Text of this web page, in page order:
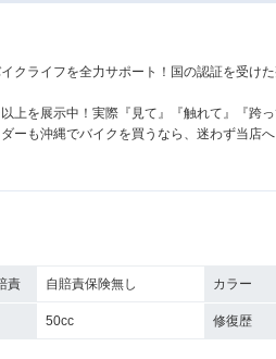
クライフを全力サポート！国の認証を受け
上を展示中！実際『見て』『触れて』『跨
ーも沖縄でバイクを買うなら、迷わず当店へ
責 自賠責保険無し カラー
50cc 修復歴